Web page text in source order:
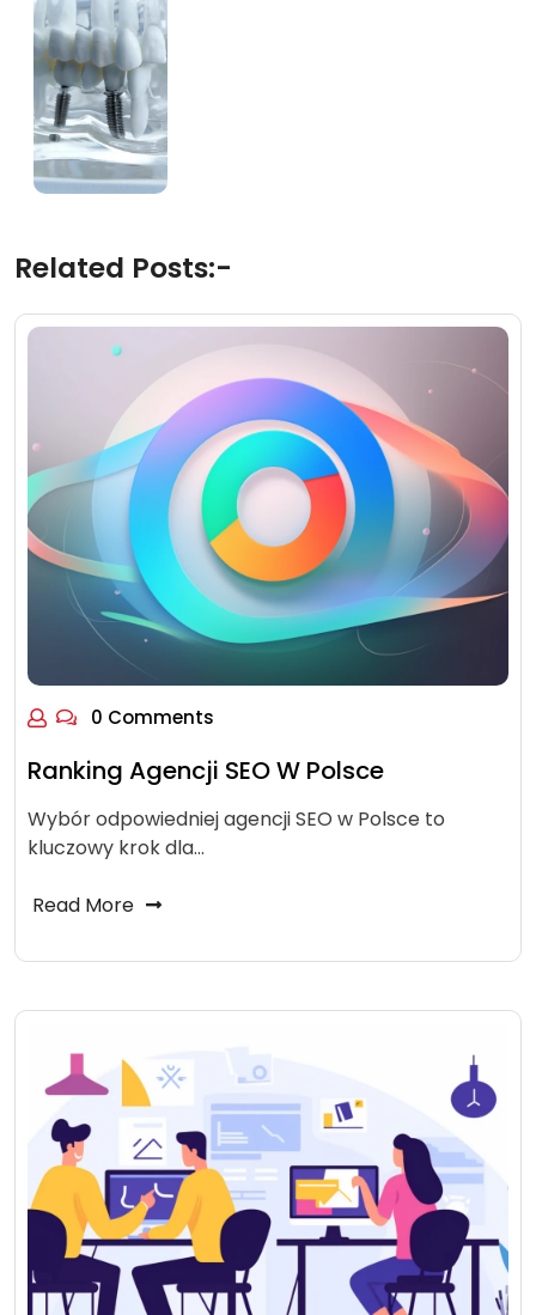
Related Posts:-
0 Comments
Ranking Agencji SEO W Polsce
Wybór odpowiedniej agencji SEO w Polsce to
kluczowy krok dla…
Read More